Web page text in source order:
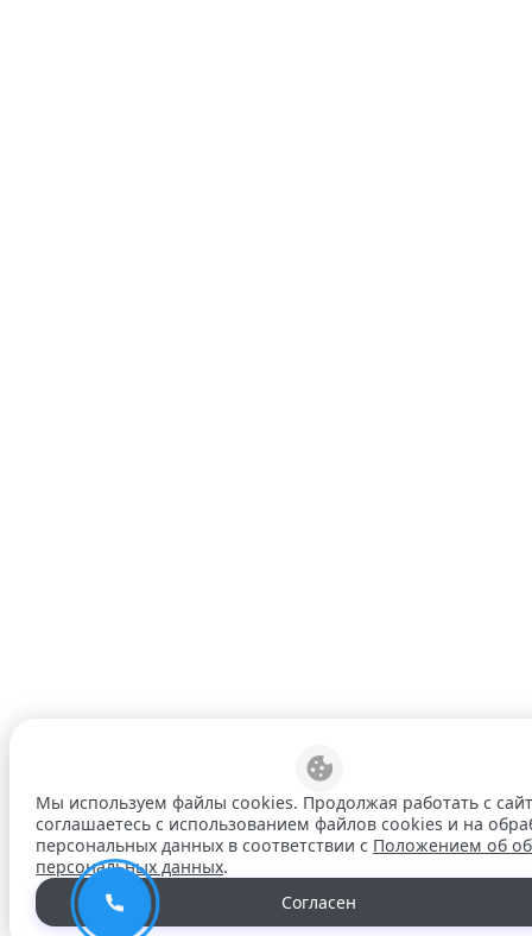
Мы используем файлы cookies. Продолжая работать с
соглашаетесь с использованием файлов cookies и на
персональных данных в соответствии с Положением об
персональных данных.
Согласен